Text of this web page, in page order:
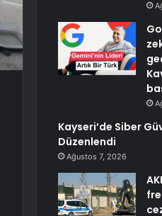
Kayseri’de Siber
Düzenlendi
Ağustos 7, 2026